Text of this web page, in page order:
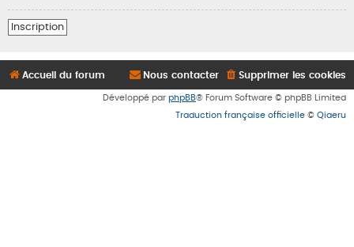
Inscription
Accueil du forum Supprimer les cookies
Nous contacter
Développé par phpBB® Forum Software © phpBB Limited
Traduction française officielle © Qiaeru